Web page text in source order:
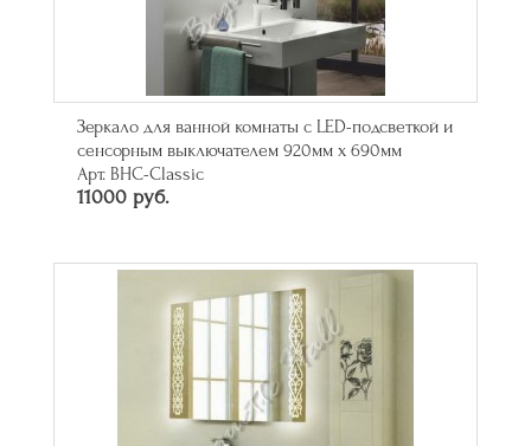
Зеркало для ванной комнаты с LED-подсветкой и
сенсорным выключателем 920мм х 690мм
Арт. BHC-Classic
11000 руб.